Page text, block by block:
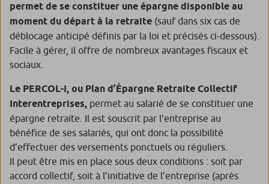
permet de se constituer une épargne disponible au
moment du départ à la retraite (sauf dans six cas de
déblocage anticipé définis par la loi et précisés ci-dessous).
Facile à gérer, il offre de nombreux avantages fiscaux et
sociaux.
Le PERCOL-I, ou Plan d’Épargne Retraite Collectif
Interentreprises, permet au salarié de se constituer une
épargne retraite. Il est souscrit par l’entreprise au
bénéfice de ses salariés, qui ont donc la possibilité
d’effectuer des versements ponctuels ou réguliers.
Il peut être mis en place sous deux conditions : soit par
accord collectif, soit à l’initiative de l’entreprise (après